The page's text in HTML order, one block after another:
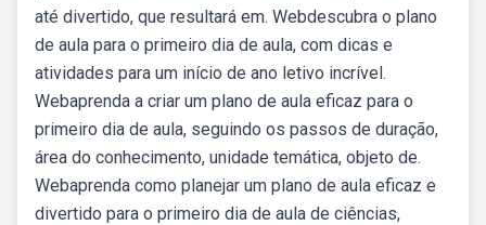
até divertido, que resultará em. Webdescubra o plano
de aula para o primeiro dia de aula, com dicas e
atividades para um início de ano letivo incrível.
Webaprenda a criar um plano de aula eficaz para o
primeiro dia de aula, seguindo os passos de duração,
área do conhecimento, unidade temática, objeto de.
Webaprenda como planejar um plano de aula eficaz e
divertido para o primeiro dia de aula de ciências,